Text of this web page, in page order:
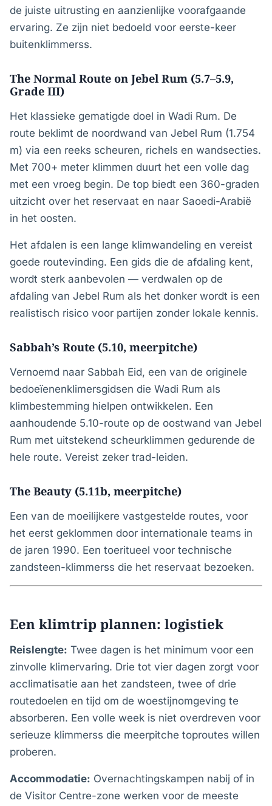
de juiste uitrusting en aanzienlijke voorafgaande
ervaring. Ze zijn niet bedoeld voor eerste-keer
buitenklimmerss.
The Normal Route on Jebel Rum (5.7–5.9,
Grade III)
Het klassieke gematigde doel in Wadi Rum. De
route beklimt de noordwand van Jebel Rum (1.754
m) via een reeks scheuren, richels en wandsecties.
Met 700+ meter klimmen duurt het een volle dag
met een vroeg begin. De top biedt een 360-graden
uitzicht over het reservaat en naar Saoedi-Arabië
in het oosten.
Het afdalen is een lange klimwandeling en vereist
goede routevinding. Een gids die de afdaling kent,
wordt sterk aanbevolen — verdwalen op de
afdaling van Jebel Rum als het donker wordt is een
realistisch risico voor partijen zonder lokale kennis.
Sabbah’s Route (5.10, meerpitche)
Vernoemd naar Sabbah Eid, een van de originele
bedoeïenenklimersgidsen die Wadi Rum als
klimbestemming hielpen ontwikkelen. Een
aanhoudende 5.10-route op de oostwand van Jebel
Rum met uitstekend scheurklimmen gedurende de
hele route. Vereist zeker trad-leiden.
The Beauty (5.11b, meerpitche)
Een van de moeilijkere vastgestelde routes, voor
het eerst geklommen door internationale teams in
de jaren 1990. Een toeritueel voor technische
zandsteen-klimmerss die het reservaat bezoeken.
Een klimtrip plannen: logistiek
Reislengte: Twee dagen is het minimum voor een
zinvolle klimervaring. Drie tot vier dagen zorgt voor
acclimatisatie aan het zandsteen, twee of drie
routedoelen en tijd om de woestijnomgeving te
absorberen. Een volle week is niet overdreven voor
serieuze klimmerss die meerpitche toproutes willen
proberen.
Accommodatie: Overnachtingskampen nabij of in
de Visitor Centre-zone werken voor de meeste